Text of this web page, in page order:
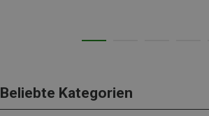
Beliebte Kategorien